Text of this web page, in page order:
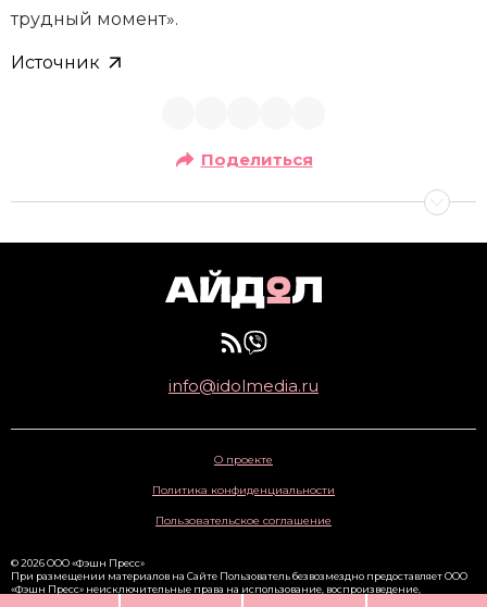
трудный момент».
Источник
Поделиться
info@idolmedia.ru
О проекте
Политика конфиденциальности
Пользовательское соглашение
© 2026 ООО «Фэшн Пресс»
При размещении материалов на Сайте Пользователь безвозмездно предоставляет ООО
«Фэшн Пресс» неисключительные права на использование, воспроизведение,